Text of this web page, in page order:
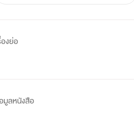
องย่อ
มูลหนังสือ